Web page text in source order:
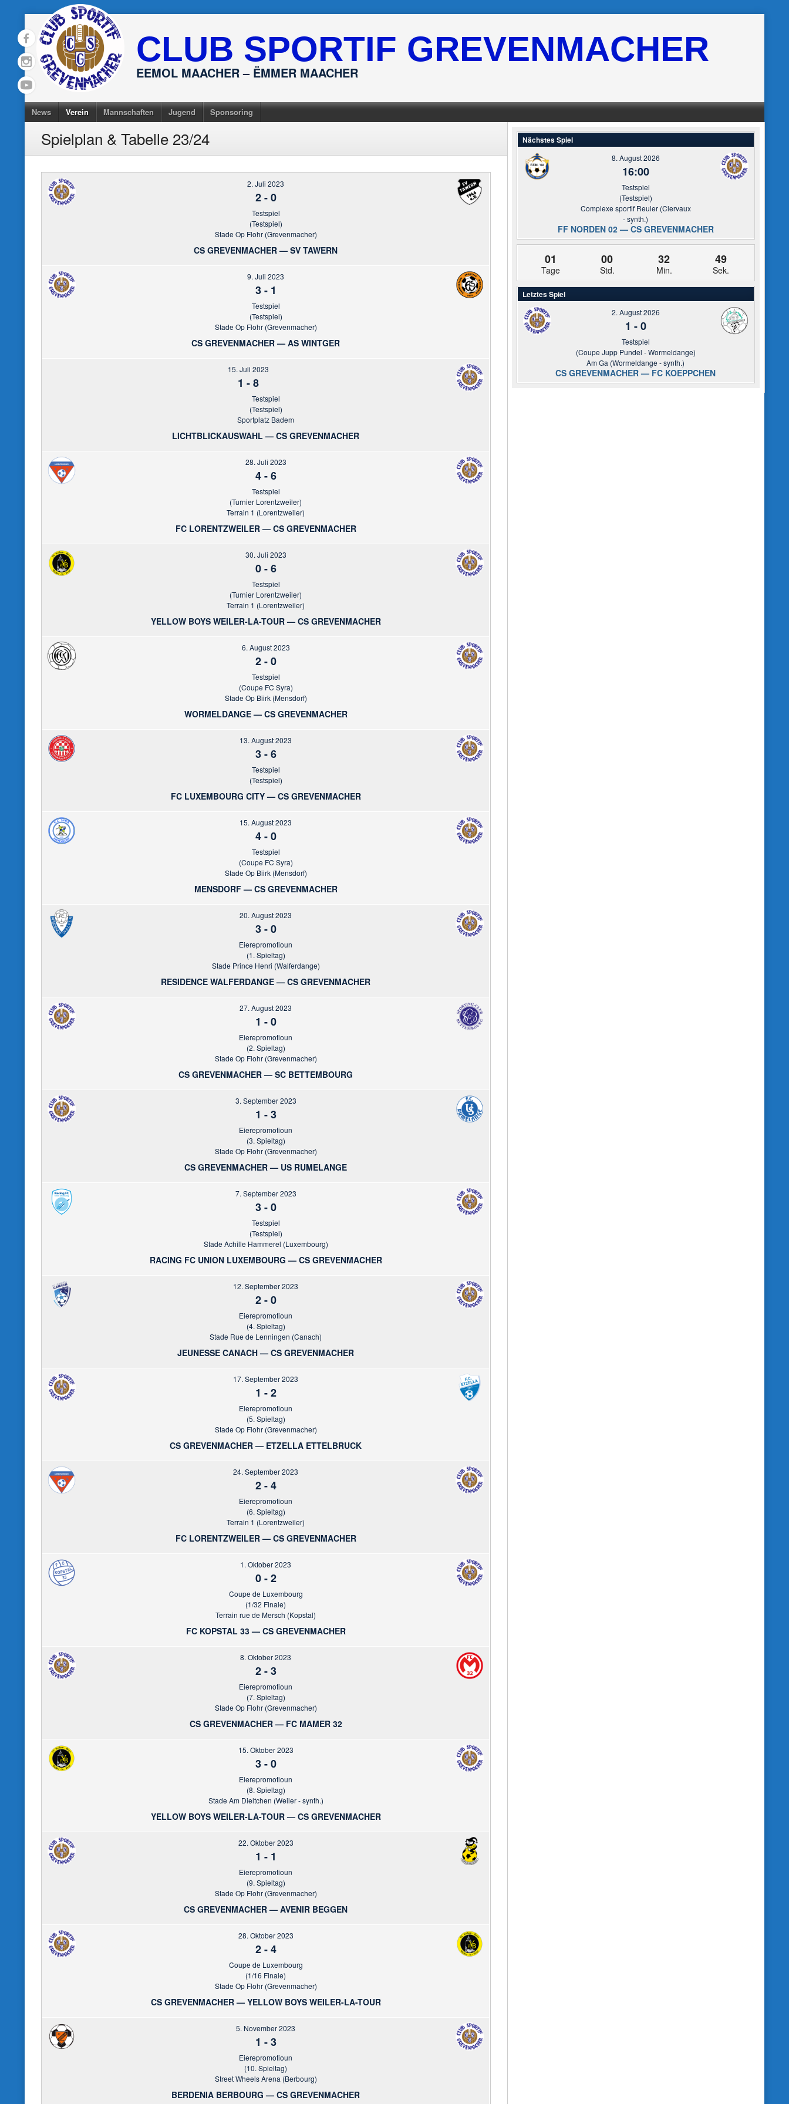
to
content
CLUB SPORTIF GREVENMACHER
EEMOL MAACHER – ËMMER MAACHER
News Verein Mannschaften Jugend Sponsoring
Spielplan & Tabelle 23/24
2. Juli 2023
2-0
Testspiel
(Testspiel)
Stade Op Flohr (Grevenmacher)
CS GREVENMACHER — SV TAWERN
9. Juli 2023
3- 1
Testspiel
(Testspiel)
Stade Op Flohr (Grevenmacher)
CS GREVENMACHER — AS WINTGER
15. Juli 2023
1 -8
Testspiel
(Testspiel)
Sportplatz Badem
LICHTBLICKAUSWAHL — CS GREVENMACHER
28. Juli 2023
4-6
Testspiel
(Turnier Lorentzweiler)
Terrain 1 (Lorentzweiler)
FC LORENTZWEILER — CS GREVENMACHER
30. Juli 2023
0-6
Testspiel
(Turnier Lorentzweiler)
Terrain 1 (Lorentzweiler)
YELLOW BOYS WEILER-LA-TOUR — CS GREVENMACHER
6. August 2023
2-0
Testspiel
(Coupe FC Syra)
Stade Op Biirk (Mensdorf)
WORMELDANGE — CS GREVENMACHER
13. August 2023
3-6
Testspiel
(Testspiel)
FC LUXEMBOURG CITY — CS GREVENMACHER
15. August 2023
4-0
Testspiel
(Coupe FC Syra)
Stade Op Biirk (Mensdorf)
MENSDORF — CS GREVENMACHER
20. August 2023
3-0
Eierepromotioun
(1. Spieltag)
Stade Prince Henri (Walferdange)
RESIDENCE WALFERDANGE — CS GREVENMACHER
27. August 2023
1 -0
Eierepromotioun
(2. Spieltag)
Stade Op Flohr (Grevenmacher)
CS GREVENMACHER — SC BETTEMBOURG
3. September 2023
1 -3
Eierepromotioun
(3. Spieltag)
Stade Op Flohr (Grevenmacher)
CS GREVENMACHER — US RUMELANGE
7. September 2023
3-0
Testspiel
(Testspiel)
Stade Achille Hammerel (Luxembourg)
RACING FC UNION LUXEMBOURG — CS GREVENMACHER
12. September 2023
2-0
Eierepromotioun
(4. Spieltag)
Stade Rue de Lenningen (Canach)
JEUNESSE CANACH — CS GREVENMACHER
17. September 2023
1 -2
Eierepromotioun
(5. Spieltag)
Stade Op Flohr (Grevenmacher)
CS GREVENMACHER — ETZELLA ETTELBRUCK
24. September 2023
2-4
Eierepromotioun
(6. Spieltag)
Terrain 1 (Lorentzweiler)
FC LORENTZWEILER — CS GREVENMACHER
1. Oktober 2023
0-2
Coupe de Luxembourg
(1/32 Finale)
Terrain rue de Mersch (Kopstal)
FC KOPSTAL 33 — CS GREVENMACHER
8. Oktober 2023
2-3
Eierepromotioun
(7. Spieltag)
Stade Op Flohr (Grevenmacher)
CS GREVENMACHER — FC MAMER 32
15. Oktober 2023
3-0
Eierepromotioun
(8. Spieltag)
Stade Am Dieltchen (Weiler - synth.)
YELLOW BOYS WEILER-LA-TOUR — CS GREVENMACHER
22. Oktober 2023
1 - 1
Eierepromotioun
(9. Spieltag)
Stade Op Flohr (Grevenmacher)
CS GREVENMACHER — AVENIR BEGGEN
28. Oktober 2023
2-4
Coupe de Luxembourg
(1/16 Finale)
Stade Op Flohr (Grevenmacher)
CS GREVENMACHER — YELLOW BOYS WEILER-LA-TOUR
5. November 2023
1 -3
Eierepromotioun
(10. Spieltag)
Street Wheels Arena (Berbourg)
BERDENIA BERBOURG — CS GREVENMACHER
Nächstes Spiel
8. August 2026
16:00
Testspiel
(Testspiel)
Complexe sportif Reuler (Clervaux
- synth.)
FF NORDEN 02 — CS GREVENMACHER
01
Tage
00
Std.
32
Min.
48
Sek.
Letztes Spiel
2. August 2026
1 -0
Testspiel
(Coupe Jupp Pundel - Wormeldange)
Am Ga (Wormeldange - synth.)
CS GREVENMACHER — FC KOEPPCHEN